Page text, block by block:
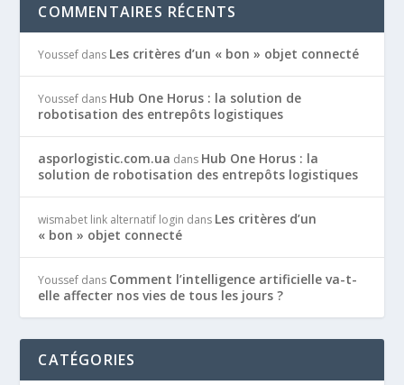
COMMENTAIRES RÉCENTS
Youssef dans Les critères d’un « bon » objet connecté
Youssef dans Hub One Horus : la solution de
robotisation des entrepôts logistiques
asporlogistic.com.ua dans Hub One Horus : la
solution de robotisation des entrepôts logistiques
wismabet link alternatif login dans Les critères d’un
« bon » objet connecté
Youssef dans Comment l’intelligence artificielle va-t-
elle affecter nos vies de tous les jours ?
CATÉGORIES